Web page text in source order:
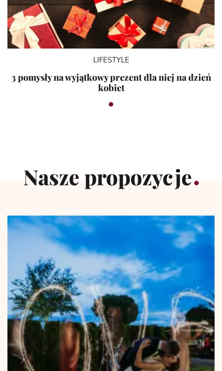
LIFESTYLE
3 pomysły na wyjątkowy prezent dla niej na dzień
kobiet
Nasze propozycje